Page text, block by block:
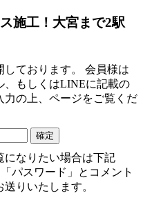
施工！大宮まで2駅
しております。 会員様は
、もしくはLINEに記載の
の上、ページをご覧くだ
になりたい場合は下記
パスワード」とコメント
りいたします。